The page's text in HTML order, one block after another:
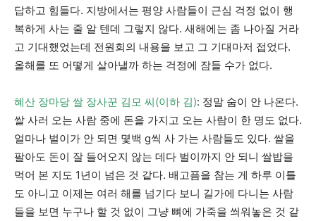
답하고 힘들다. 지방에서는 평양 사람들이 근심 걱정 없이 행
복하게 사는 줄 알 텐데 그렇지 않다. 새해에는 좀 나아질 거라
고 기대했었는데 전원회의 내용을 보고 그 기대마저 접었다.
올해를 또 어떻게 살아낼까 하는 걱정에 잠들 수가 없다.
혜산 장마당 쌀 장사꾼 김모 씨(이하 김): 정말 숨이 안 나온다.
쌀 사러 오는 사람 중에 돈을 가지고 오는 사람이 한 명도 없다.
얼마나 벌이가 안 되면 몇백 g씩 사 가는 사람들도 있다. 쌀을
팔아도 돈이 잘 들어오지 않는 데다 벌이까지 안 되니 쌀밥을
먹어 본 지도 1년이 넘은 것 같다. 배고픔을 참는 게 하루 이틀
도 아니고 이제는 여러 해를 넘기다 보니 길가에 다니는 사람
들을 보면 누구나 할 것 없이 그냥 뼈에 가죽을 씌워놓은 것 같